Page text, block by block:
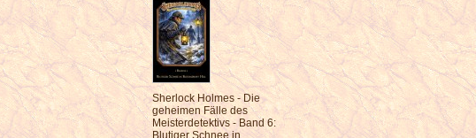
Sherlock Holmes - Die
geheimen Fälle des
Meisterdetektivs - Band 6:
Blutiger Schnee in